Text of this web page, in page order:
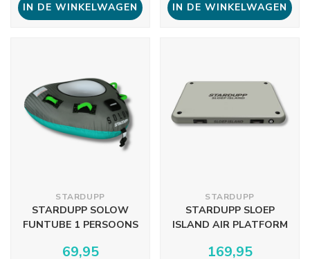
IN DE WINKELWAGEN IN DE WINKELWAGEN
STARDUPP
STARDUPP SOLOW
FUNTUBE 1 PERSOONS
69,95
STARDUPP
STARDUPP SLOEP
ISLAND AIR PLATFORM
169,95